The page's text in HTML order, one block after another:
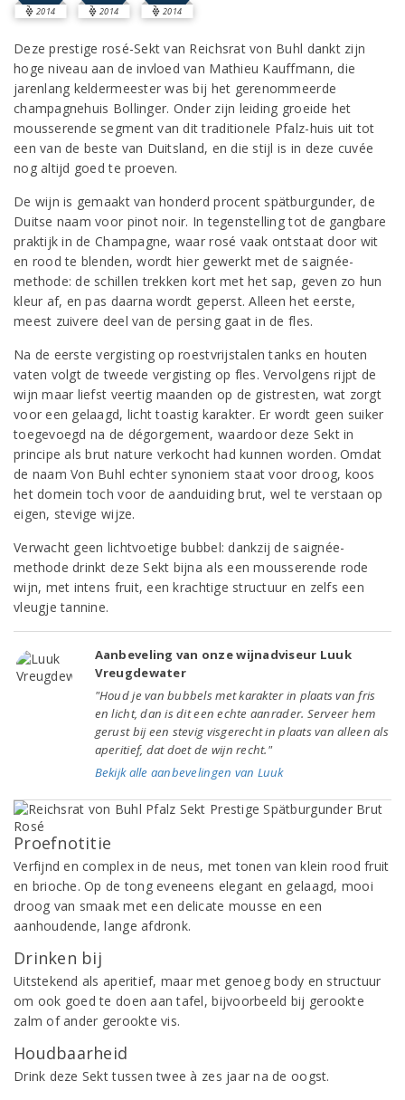
2014 2014 2014
Deze prestige rosé-Sekt van Reichsrat von Buhl dankt zijn
hoge niveau aan de invloed van Mathieu Kauffmann, die
jarenlang keldermeester was bij het gerenommeerde
champagnehuis Bollinger. Onder zijn leiding groeide het
mousserende segment van dit traditionele Pfalz-huis uit tot
een van de beste van Duitsland, en die stijl is in deze cuvée
nog altijd goed te proeven.
De wijn is gemaakt van honderd procent spätburgunder, de
Duitse naam voor pinot noir. In tegenstelling tot de gangbare
praktijk in de Champagne, waar rosé vaak ontstaat door wit
en rood te blenden, wordt hier gewerkt met de saignée-
methode: de schillen trekken kort met het sap, geven zo hun
kleur af, en pas daarna wordt geperst. Alleen het eerste,
meest zuivere deel van de persing gaat in de fles.
Na de eerste vergisting op roestvrijstalen tanks en houten
vaten volgt de tweede vergisting op fles. Vervolgens rijpt de
wijn maar liefst veertig maanden op de gistresten, wat zorgt
voor een gelaagd, licht toastig karakter. Er wordt geen suiker
toegevoegd na de dégorgement, waardoor deze Sekt in
principe als brut nature verkocht had kunnen worden. Omdat
de naam Von Buhl echter synoniem staat voor droog, koos
het domein toch voor de aanduiding brut, wel te verstaan op
eigen, stevige wijze.
Verwacht geen lichtvoetige bubbel: dankzij de saignée-
methode drinkt deze Sekt bijna als een mousserende rode
wijn, met intens fruit, een krachtige structuur en zelfs een
vleugje tannine.
Aanbeveling van onze wijnadviseur Luuk
Vreugdewater
"Houd je van bubbels met karakter in plaats van fris
en licht, dan is dit een echte aanrader. Serveer hem
gerust bij een stevig visgerecht in plaats van alleen als
aperitief, dat doet de wijn recht."
Bekijk alle aanbevelingen van Luuk
Proefnotitie
Verfijnd en complex in de neus, met tonen van klein rood fruit
en brioche. Op de tong eveneens elegant en gelaagd, mooi
droog van smaak met een delicate mousse en een
aanhoudende, lange afdronk.
Drinken bij
Uitstekend als aperitief, maar met genoeg body en structuur
om ook goed te doen aan tafel, bijvoorbeeld bij gerookte
zalm of ander gerookte vis.
Houdbaarheid
Drink deze Sekt tussen twee à zes jaar na de oogst.